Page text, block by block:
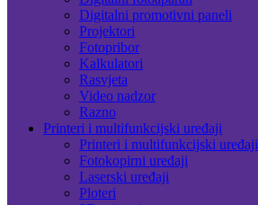
Digitalni promotivni paneli
Projektori
Fotopribor
Kalkulatori
Rasvjeta
Video nadzor
Razno
Printeri i multifunkcijski uređaji
Printeri i multifunkcijski uređaji
Fotokopirni uređaji
Laserski uređaji
Ploteri